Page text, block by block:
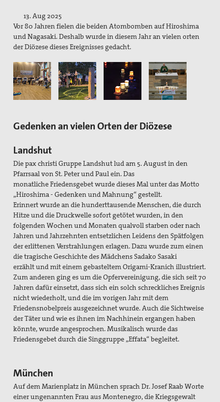
Wilhelmine Miller
Projekte
Kindersoldat*innen: Krieg statt Kindheit.
Das Mauermuseum in Bethlehem
Freihandel - CETA, TTIP und TISA
Grundsätzliches zu TTIP
Kirchliche Stellungnahmen zu TTIP
Stellungnahmen aus der Friedensbewegung zu TTIP
pax christi Aktivitäten um TTIP
TTIP Aktionen
Erklärungen
Material
Partner
Suche
13. Aug 2025
Vor 80 Jahren fielen die beiden Atombomben auf Hiroshima
und Nagasaki. Deshalb wurde in diesem Jahr an vielen orten
der Diözese dieses Ereignisses gedacht.
Gedenken an vielen Orten der Diözese
Landshut
Die pax christi Gruppe Landshut lud am 5. August in den
Pfarrsaal von St. Peter und Paul ein. Das
monatliche Friedensgebet wurde dieses Mal unter das Motto
„Hiroshima - Gedenken undMahnung“ gestellt.
Erinnert wurde an die hunderttausende Menschen, die durch
Hitze und die Druckwelle sofort getötet wurden, in den
folgenden Wochen und Monaten qualvoll starben oder nach
Jahrenund Jahrzehnten entsetzlichen Leidens den Spätfolgen
der erlittenen Verstrahlungen erlagen. Dazu wurde zum einen
die tragische Geschichte des Mädchens Sadako Sasaki
erzähltund mit einem gebasteltem Origami-Kranich illustriert.
Zum anderen ginges um die Opfervereinigung, die sichseit 70
Jahren dafür einsetzt, dass sichein solch schreckliches Ereignis
nichtwiederholt, und die im vorigen Jahr mitdem
Friedensnobelpreis ausgezeichnetwurde. Auch die Sichtweise
derTäter und wie es ihnen im Nachhineinergangen haben
könnte,wurde angesprochen. Musikalischwurde das
Friedensgebetdurch die Singgruppe „Effata“ begleitet.
München
Auf dem Marienplatz in München sprach Dr. Josef Raab Worte
einer ungenannten Frau aus Montenegro, die Kriegsgewalt